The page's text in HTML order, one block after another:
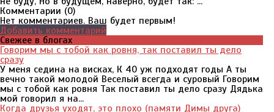
Комментарии (0)
Нет комментариев. Ваш будет первым!
Добавить комментарий
Свежее в блогах
Говорим мы с тобой как ровня, так поставил ты дело
сразу
У меня седина на висках, К 40 уж подходят годы А ты
вечно такой молодой Веселый всегда и суровый Говорим
мы с тобой как ровня Так поставил ты дело сразу Дядька
мой говорил я на...
Когда друзья уходят, это плохо (памяти Димы друга)